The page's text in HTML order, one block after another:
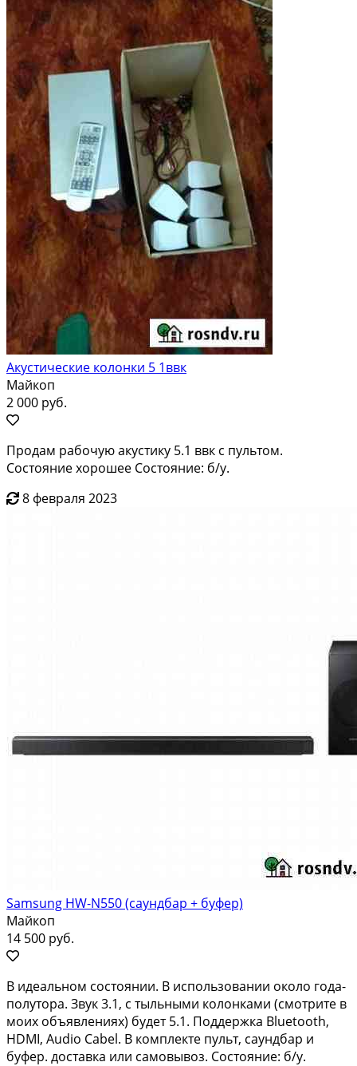
Акустические колонки 5 1ввк
Майкоп
2 000 руб.
Продам рабочую акустику 5.1 ввк с пультом.
Состояние хорошее Состояние: б/у.
8 февраля 2023
Samsung HW-N550 (саундбар + буфер)
Майкоп
14 500 руб.
В идеальном состоянии. В использовании около года-
полутора. Звук 3.1, с тыльными колонками (смотрите в
моих объявлениях) будет 5.1. Поддержка Bluetooth,
HDMI, Audio Cabel. В комплекте пульт, саундбар и
буфер. доставка или самовывоз. Состояние: б/у.